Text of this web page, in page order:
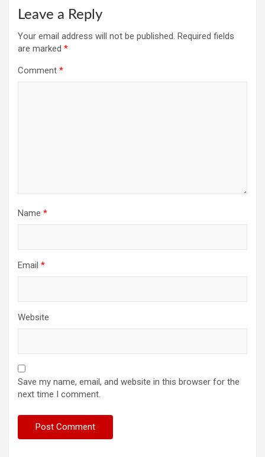
Leave a Reply
Your email address will not be published. Required fields
are marked *
Comment *
Name *
Email *
Website
Save my name, email, and website in this browser for the
next time I comment.